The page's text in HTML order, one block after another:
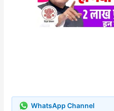
WhatsApp Channel